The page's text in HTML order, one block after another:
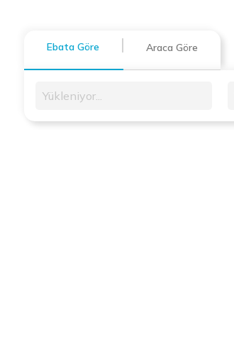
Ebata Göre Araca Göre
Yükleniyor...